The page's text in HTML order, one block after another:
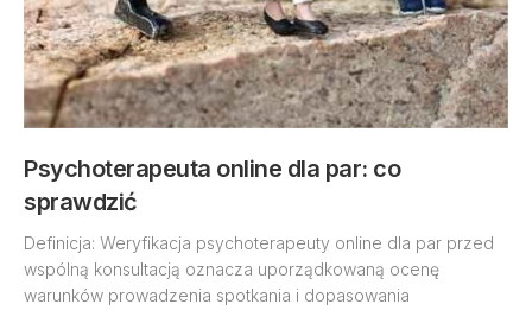
Psychoterapeuta online dla par: co
sprawdzić
Definicja: Weryfikacja psychoterapeuty online dla par przed
wspólną konsultacją oznacza uporządkowaną ocenę
warunków prowadzenia spotkania i dopasowania